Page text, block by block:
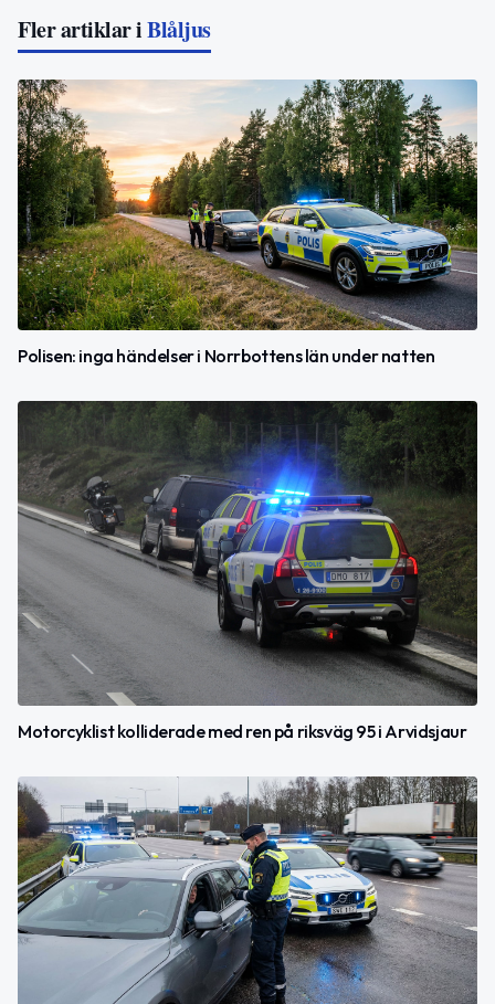
Fler artiklar iBlåljus
Polisen: inga händelser i Norrbottens län under natten
Motorcyklist kolliderade med ren på riksväg 95 i Arvidsjaur